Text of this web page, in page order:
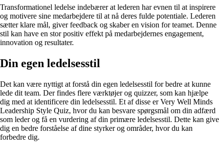
Transformationel ledelse indebærer at lederen har evnen til at inspirere
og motivere sine medarbejdere til at nå deres fulde potentiale. Lederen
sætter klare mål, giver feedback og skaber en vision for teamet. Denne
stil kan have en stor positiv effekt på medarbejdernes engagement,
innovation og resultater.
Din egen ledelsesstil
Det kan være nyttigt at forstå din egen ledelsesstil for bedre at kunne
lede dit team. Der findes flere værktøjer og quizzer, som kan hjælpe
dig med at identificere din ledelsesstil. Et af disse er Very Well Minds
Leadership Style Quiz, hvor du kan besvare spørgsmål om din adfærd
som leder og få en vurdering af din primære ledelsesstil. Dette kan give
dig en bedre forståelse af dine styrker og områder, hvor du kan
forbedre dig.